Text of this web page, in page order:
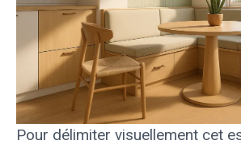
Pour délimiter visuellement cet